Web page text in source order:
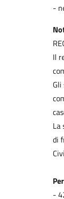
-
Il
La
di
-